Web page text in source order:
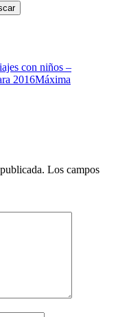
con niños –
2016Máxima
Los campos